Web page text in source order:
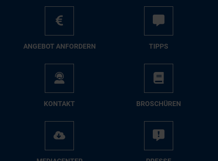
AN­GE­BOT AN­FOR­DERN TIPPS
KON­TAKT BRO­SCHÜ­REN